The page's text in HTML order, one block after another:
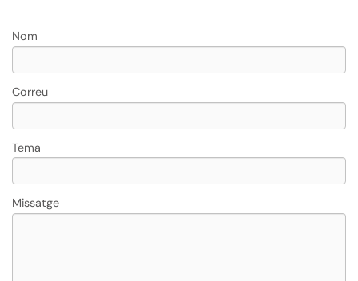
Nom
Correu
Tema
Missatge